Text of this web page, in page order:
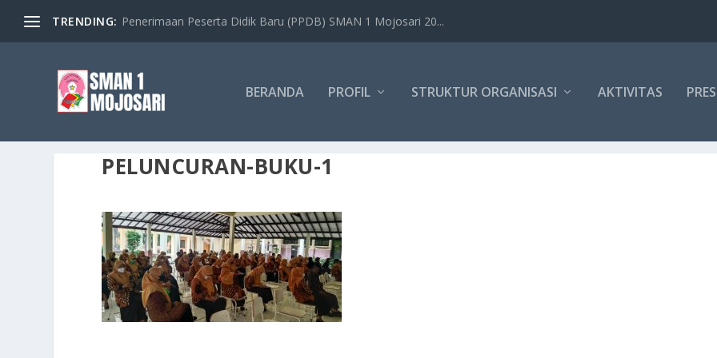
TRENDING: Penerimaan Peserta Didik Baru (PPDB) SMAN 1 Mojosari 20...
BERANDA PROFIL STRUKTUR ORGANISASI AKTIVITAS
PELUNCURAN-BUKU-1